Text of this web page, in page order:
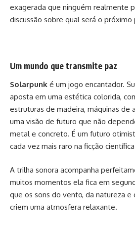
exagerada que ninguém realmente
discussão sobre qual será o
Um mundo que transmite paz
Solarpunk é um jogo encantador.
aposta em uma estética colorida,
estruturas de madeira, máquinas de
uma visão de futuro que não
metal e concreto. É um futuro
cada vez mais raro na ficção
A trilha sonora acompanha
muitos momentos ela fica em
que os sons do vento, da natureza e
criem uma atmosfera relaxante.